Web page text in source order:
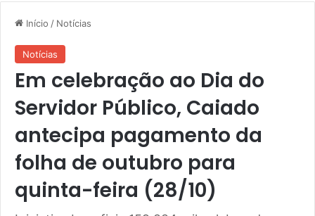
Início / Notícias
Notícias
Em celebração ao Dia do
Servidor Público, Caiado
antecipa pagamento da
folha de outubro para
quinta-feira (28/10)